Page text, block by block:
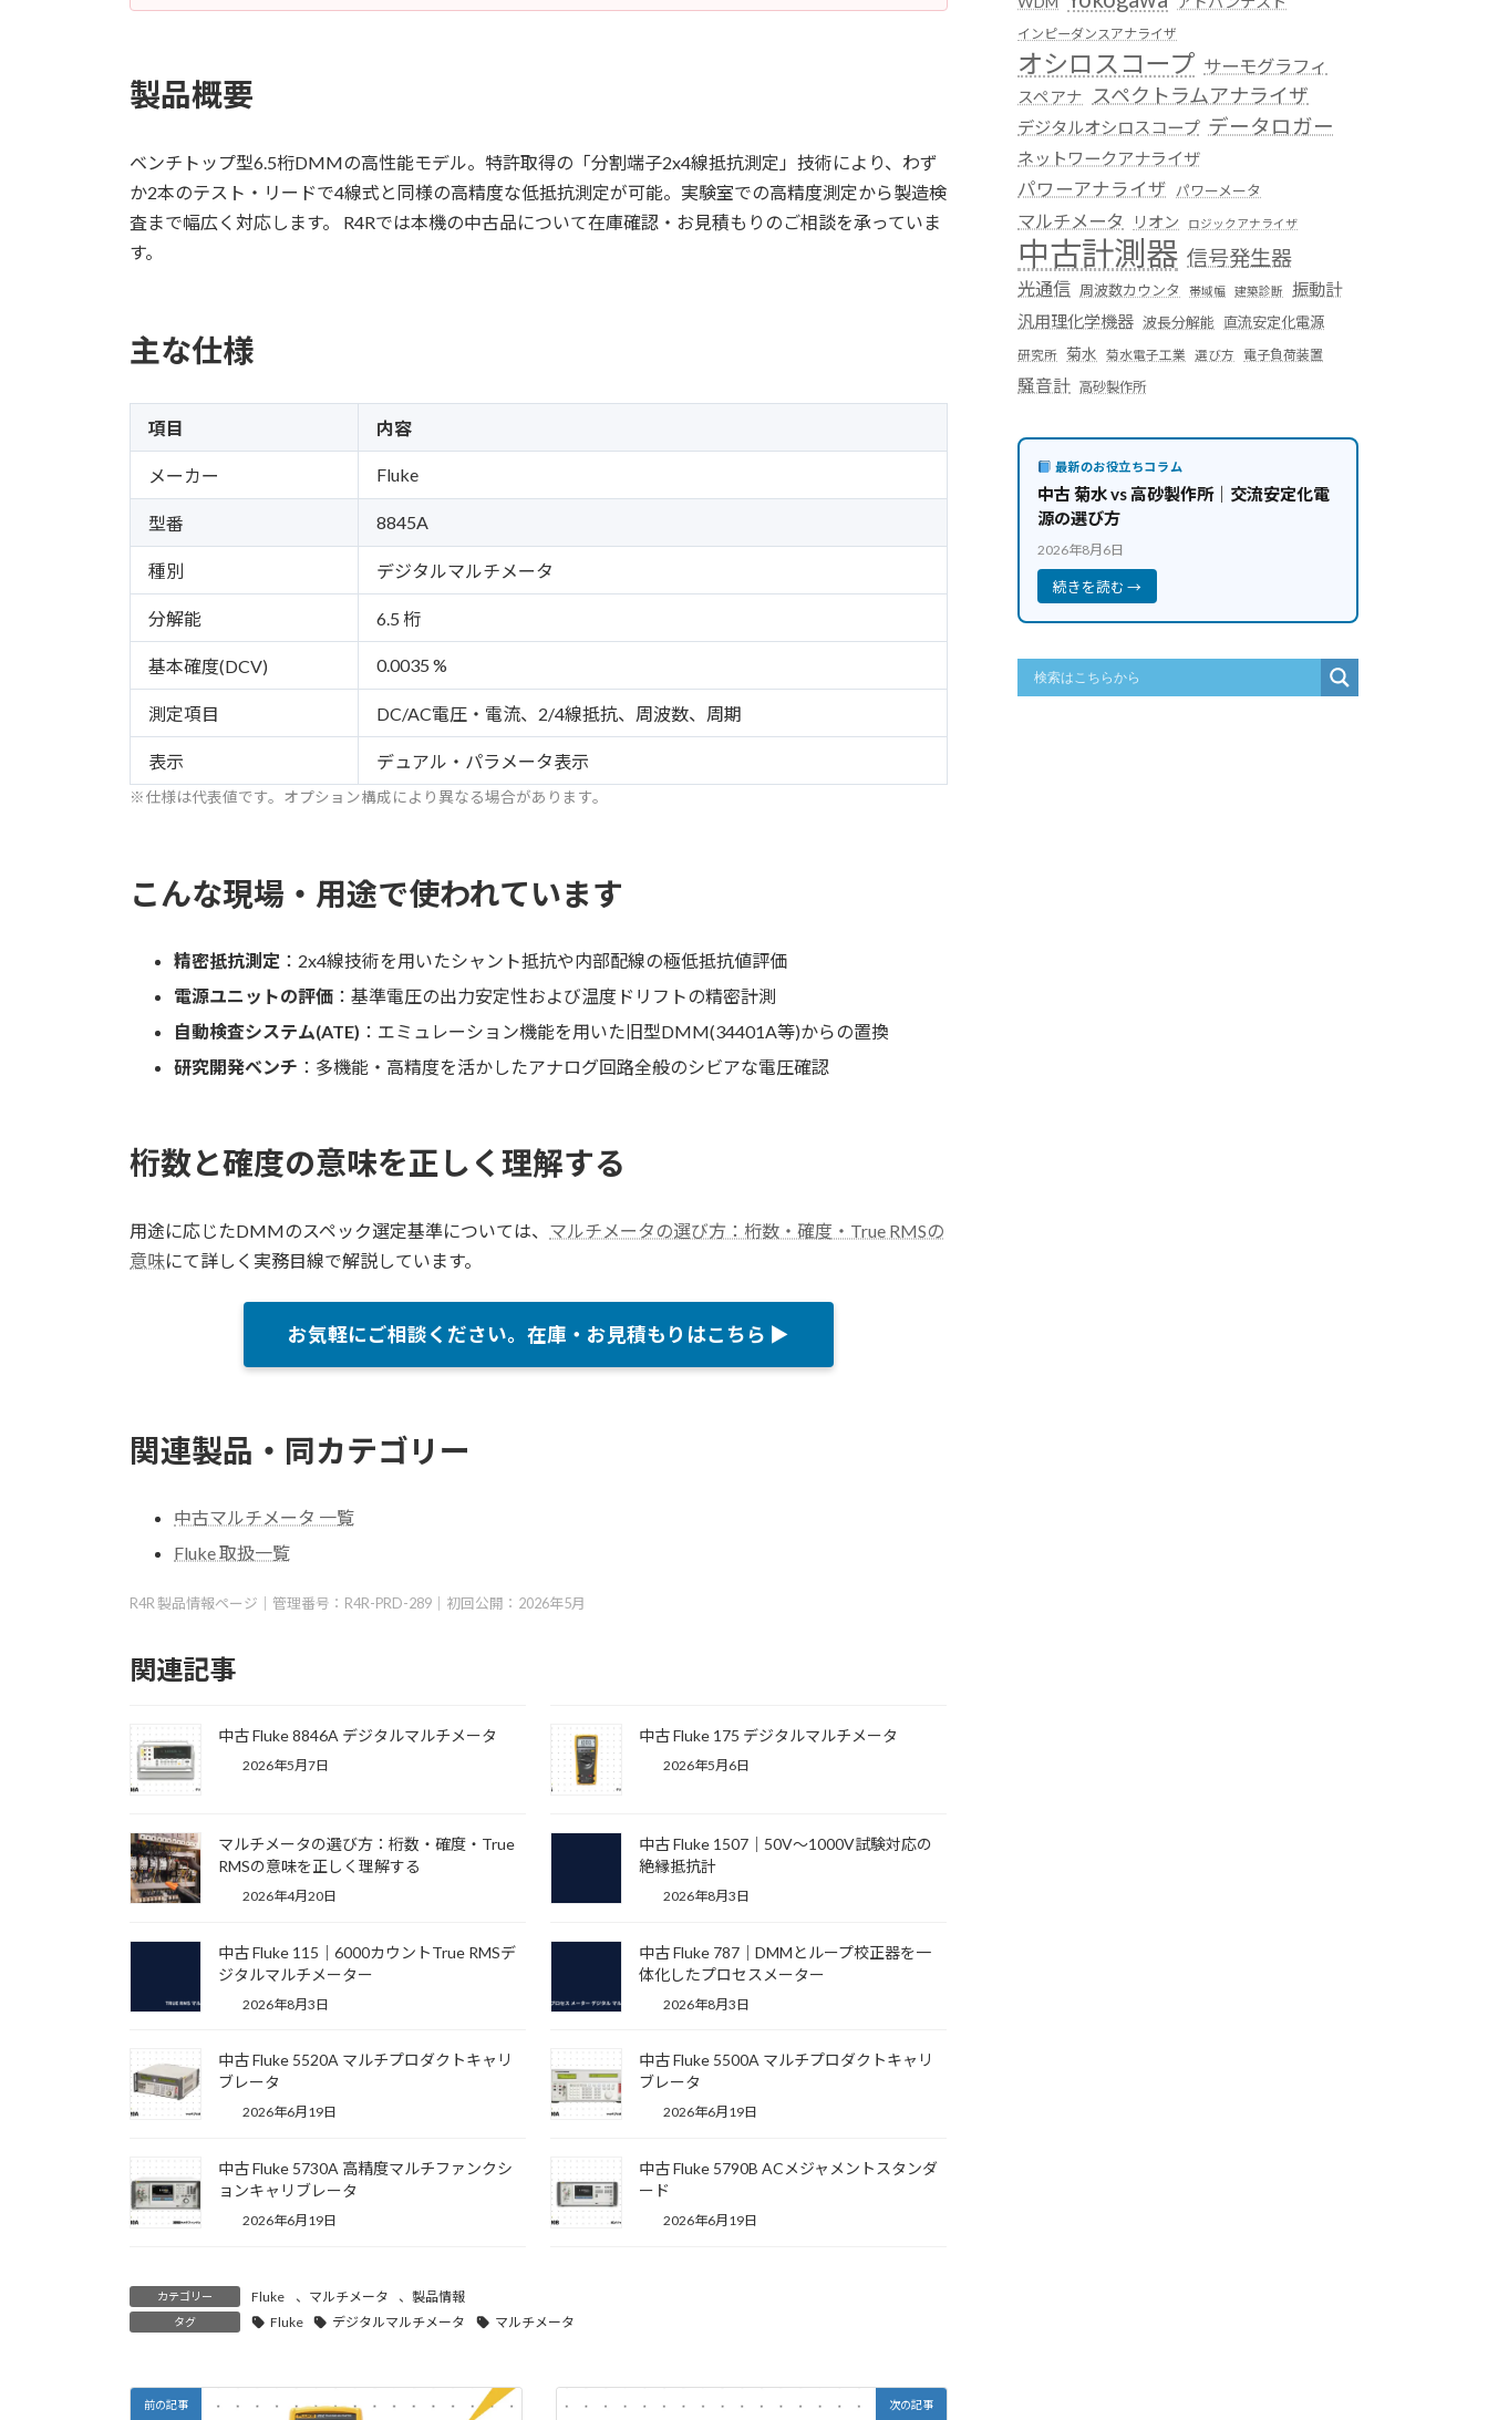
製品概要
ベンチトップ型6.5桁DMMの高性能モデル。特許取得の「分割端子2x4線抵抗測定」技術により、わず
か2本のテスト・リードで4線式と同様の高精度な低抵抗測定が可能。実験室での高精度測定から製造検
査まで幅広く対応します。 R4Rでは本機の中古品について在庫確認・お見積もりのご相談を承っていま
す。
主な仕様
項目 内容
メーカー Fluke
型番 8845A
種別 デジタルマルチメータ
分解能 6.5 桁
基本確度(DCV) 0.0035 %
測定項目 DC/AC電圧・電流、2/4線抵抗、周波数、周期
表示 デュアル・パラメータ表示
※仕様は代表値です。オプション構成により異なる場合があります。
こんな現場・用途で使われています
精密抵抗測定 ：2x4線技術を用いたシャント抵抗や内部配線の極低抵抗値評価
電源ユニットの評価 ：基準電圧の出力安定性および温度ドリフトの精密計測
自動検査システム(ATE) ：エミュレーション機能を用いた旧型DMM(34401A等)からの置換
研究開発ベンチ ：多機能・高精度を活かしたアナログ回路全般のシビアな電圧確認
桁数と確度の意味を正しく理解する
用途に応じたDMMのスペック選定基準については、 マルチメータの選び方：桁数・確度・True RMSの
意味にて詳しく実務目線で解説しています。
お気軽にご相談ください。在庫・お見積もりはこちら ▶
関連製品・同カテゴリー
中古マルチメータ 一覧
Fluke 取扱一覧
R4R 製品情報ページ｜管理番号：R4R-PRD-289｜初回公開：2026年5月
関連記事
中古 Fluke 8846A デジタルマルチメータ
2026年5月7日
中古 Fluke 175 デジタルマルチメータ
2026年5月6日
マルチメータの選び方：桁数・確度・True
RMSの意味を正しく理解する
2026年4月20日
中古 Fluke 1507｜50V〜1000V試験対応の
絶縁抵抗計
2026年8月3日
中古 Fluke 115｜6000カウントTrue RMSデ
ジタルマルチメーター
2026年8月3日
中古 Fluke 787｜DMMとループ校正器を一
体化したプロセスメーター
2026年8月3日
中古 Fluke 5520A マルチプロダクトキャリ
ブレータ
2026年6月19日
中古 Fluke 5500A マルチプロダクトキャリ
ブレータ
2026年6月19日
中古 Fluke 5730A 高精度マルチファンクシ
ョンキャリブレータ
2026年6月19日
中古 Fluke 5790B ACメジャメントスタンダ
ード
2026年6月19日
カテゴリー Fluke 、 マルチメータ 、製品情報
タグ Fluke デジタルマルチメータ マルチメータ
前の記事 次の記事
インピーダンスアナライザ
オシロスコープ サーモグラフィ
スペアナ スペクトラムアナライザ
デジタルオシロスコープ データロガー
ネットワークアナライザ
パワーアナライザ パワーメータ
マルチメータ リオン ロジックアナライザ
中古計測器 信号発生器
光通信 周波数カウンタ 帯域幅 建築診断
振動計
汎用理化学機器 波長分解能 直流安定化電源
研究所 菊水 菊水電子工業 選び方 電子負荷装置
騒音計 高砂製作所
最新のお役立ちコラム
中古 菊水 vs 高砂製作所｜交流安定化電
源の選び方
2026年8月6日
続きを読む →